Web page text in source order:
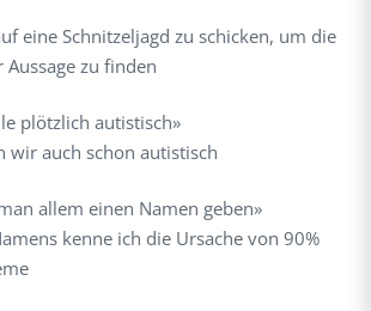
eine Schnitzeljagd zu schicken, um die
zu finden
plötzlich autistisch»
wir auch schon autistisch
allem einen Namen geben»
kenne ich die Ursache von 90%